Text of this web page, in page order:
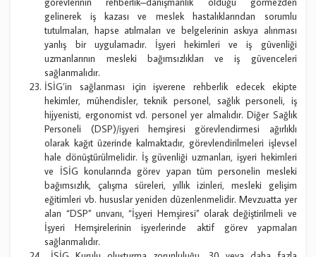
gelinerek iş kazası ve meslek hastalıklarından sorumlu
tutulmaları, hapse atılmaları ve belgelerinin askıya alınması
yanlış bir uygulamadır. İşyeri hekimleri ve iş güvenliği
uzmanlarının mesleki bağımsızlıkları ve iş güvenceleri
sağlanmalıdır.
İSİG’in sağlanması için işverene rehberlik edecek ekipte
hekimler, mühendisler, teknik personel, sağlık personeli, iş
hijyenisti, ergonomist vd. personel yer almalıdır. Diğer Sağlık
Personeli (DSP)/işyeri hemşiresi görevlendirmesi ağırlıklı
olarak kağıt üzerinde kalmaktadır, görevlendirilmeleri işlevsel
hale dönüştürülmelidir. İş güvenliği uzmanları, işyeri hekimleri
ve İSİG konularında görev yapan tüm personelin mesleki
bağımsızlık, çalışma süreleri, yıllık izinleri, mesleki gelişim
eğitimleri vb. hususlar yeniden düzenlenmelidir. Mevzuatta yer
alan “DSP” unvanı, “İşyeri Hemşiresi” olarak değiştirilmeli ve
İşyeri Hemşirelerinin işyerlerinde aktif görev yapmaları
sağlanmalıdır.